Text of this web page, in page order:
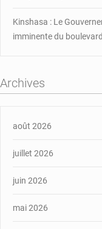
Kinshasa : Le
imminente du
Archives
août 2026
juillet 2026
juin 2026
mai 2026